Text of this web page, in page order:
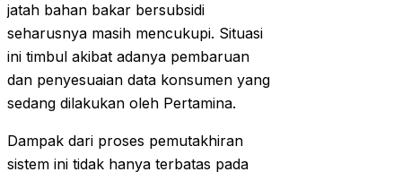
jatah bahan bakar bersubsidi
seharusnya masih mencukupi. Situasi
ini timbul akibat adanya pembaruan
dan penyesuaian data konsumen yang
sedang dilakukan oleh Pertamina.
Dampak dari proses pemutakhiran
sistem ini tidak hanya terbatas pada